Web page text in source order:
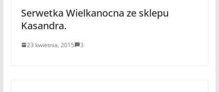
Serwetka Wielkanocna ze sklepu
Kasandra.
23 kwietnia, 2015 3